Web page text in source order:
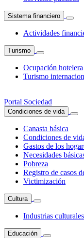
Sistema financiero
Actividades
Turismo
Ocupación hotelera
Turismo
Portal Sociedad
Condiciones de vida
Canasta básica
Condiciones de
Gastos de los
Necesidades
Pobreza
Registro de casos
Victimización
Cultura
Industrias culturales
Educación